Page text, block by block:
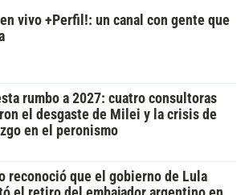
vivo +Perfil!: un canal con gente que
rumbo a 2027: cuatro consultoras
el desgaste de Milei y la crisis de
en el peronismo
reconoció que el gobierno de Lula